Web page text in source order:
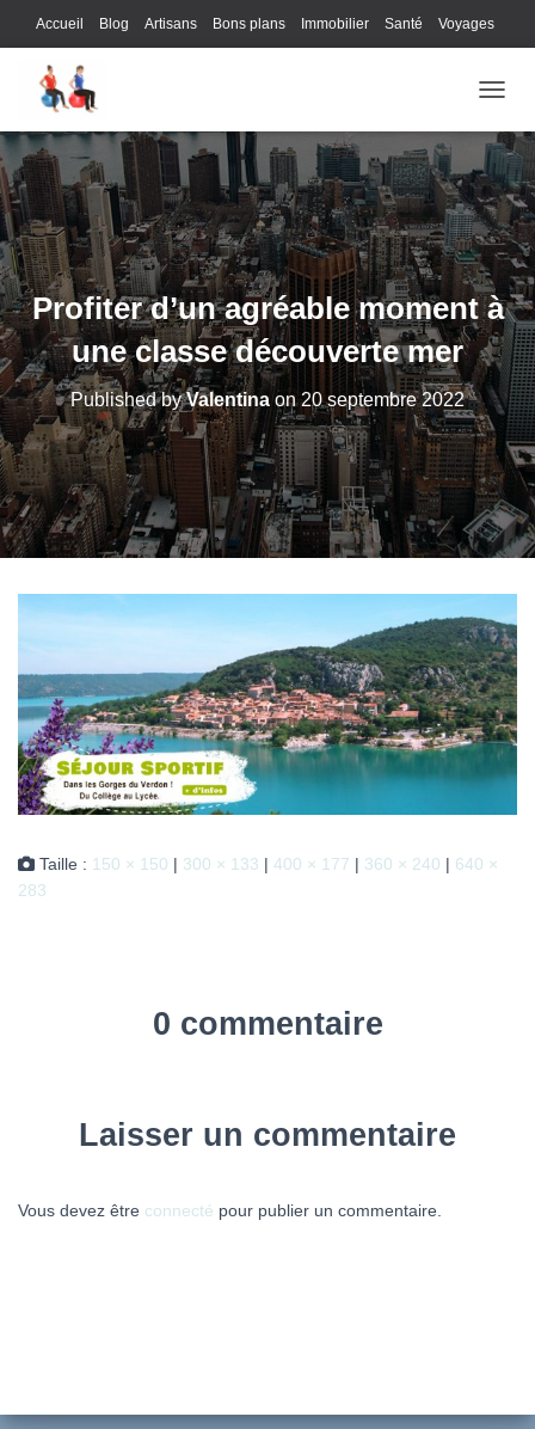
Accueil Blog Artisans Bons plans Immobilier Santé Voyages
Lifestyle
Juridique Logistique Publicité Technologie
Profiter d’un agréable moment à
une classe découverte mer
Published byValentinaon20 septembre 2022
Taille : 150 × 150 | 300 × 133 | 400 × 177 | 360 × 240 | 640 ×
283
0 commentaire
Laisser un commentaire
Vous devez être connecté pour publier un commentaire.